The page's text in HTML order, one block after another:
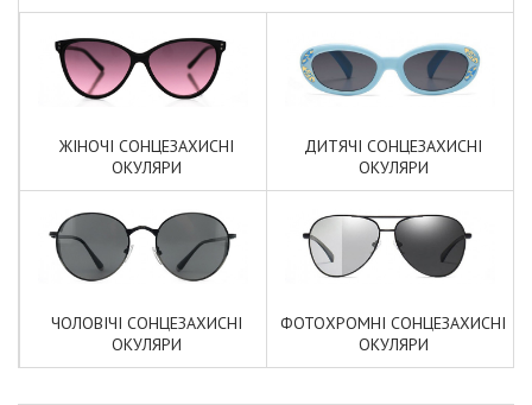
ЖІНОЧІ СОНЦЕЗАХИСНІ
ОКУЛЯРИ
ЧОЛОВІЧІ СОНЦЕЗАХИСНІ
ОКУЛЯРИ
ДИТЯЧІ СОНЦЕЗАХИСНІ
ОКУЛЯРИ
ФОТОХРОМНІ СОНЦЕЗАХИСНІ
ОКУЛЯРИ